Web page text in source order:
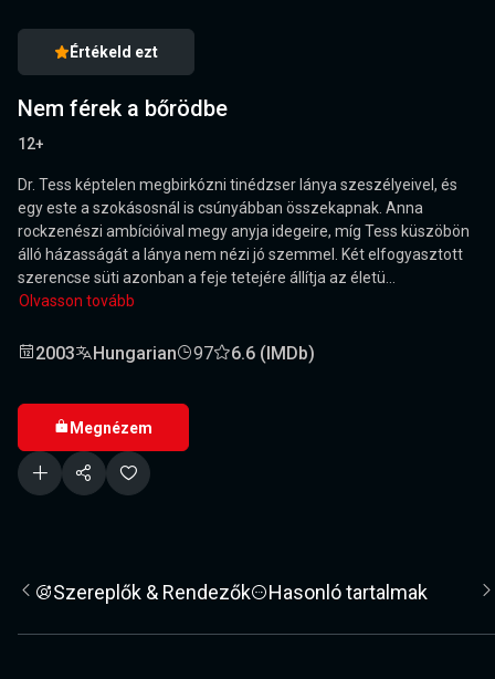
Értékeld ezt
Nem férek a bőrödbe
12+
Dr. Tess képtelen megbirkózni tinédzser lánya szeszélyeivel, és
egy este a szokásosnál is csúnyábban összekapnak. Anna
rockzenészi ambícióival megy anyja idegeire, míg Tess küszöbön
álló házasságát a lánya nem nézi jó szemmel. Két elfogyasztott
szerencse süti azonban a feje tetejére állítja az életü...
Olvasson tovább
2003 Hungarian 97 6.6 (IMDb)
Megnézem
Szereplők & Rendezők Hasonló tartalmak